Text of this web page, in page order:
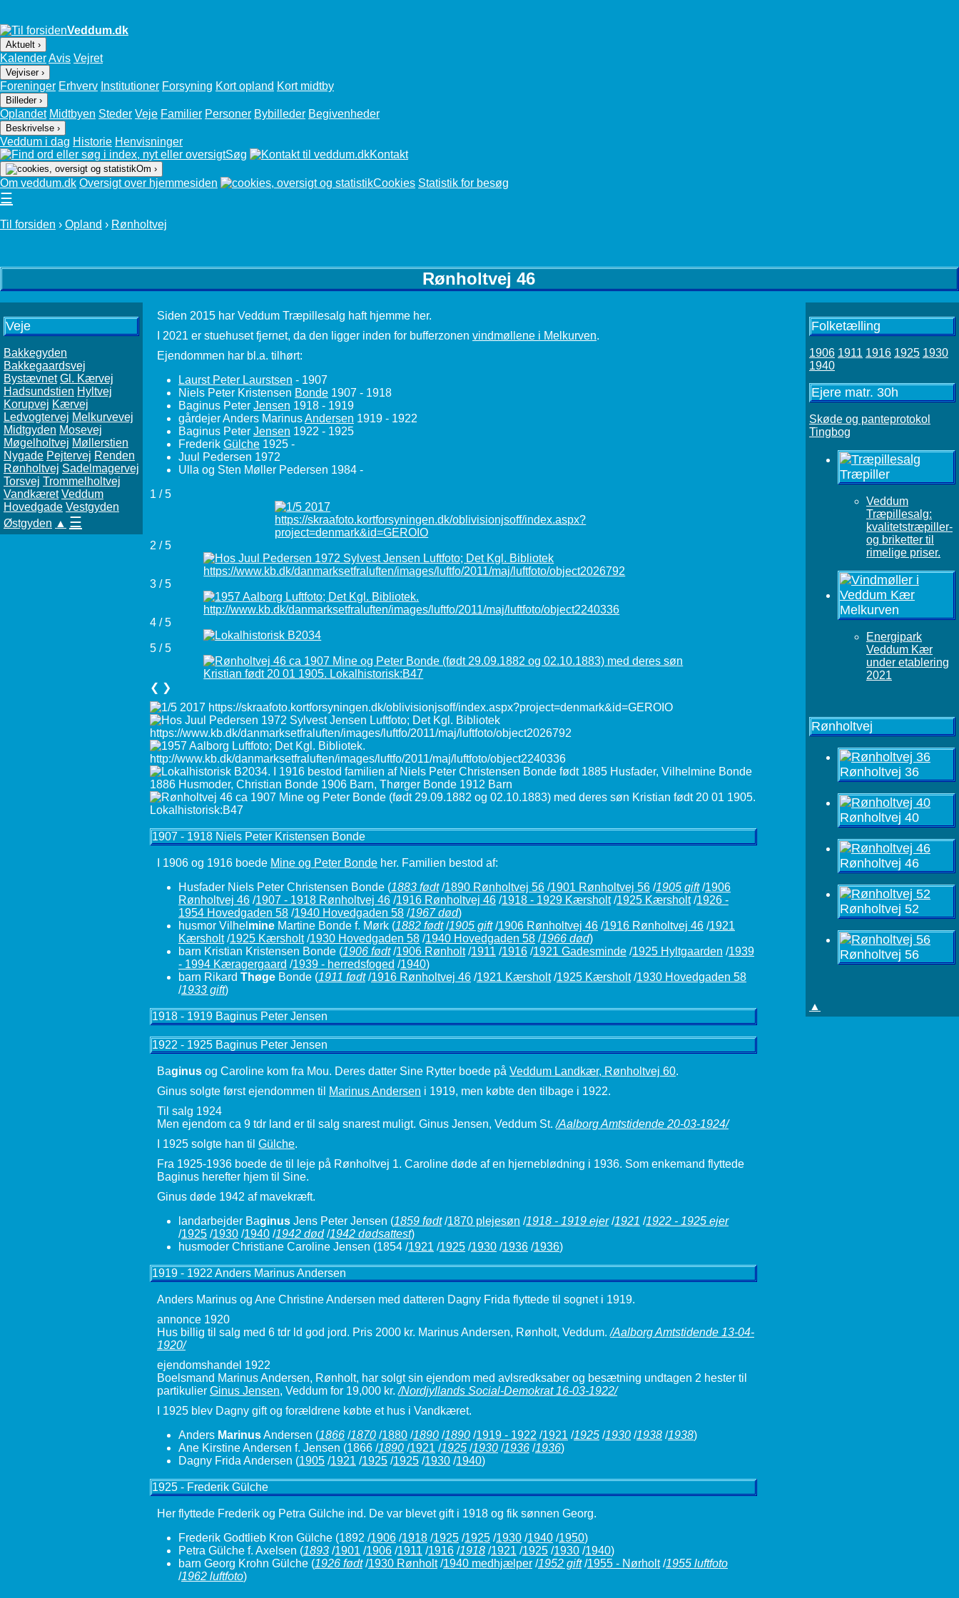
Veddum.dk
Aktuelt ›
KalenderAvis Vejret
Vejviser ›
Foreninger Erhverv Institutioner Forsyning Kort opland Kort midtby
Billeder ›
Oplandet Midtbyen Steder Veje Familier Personer Bybilleder Begivenheder
Beskrivelse ›
Veddum i dag Historie Henvisninger
Søg
Kontakt
Om ›
Om veddum.dk Oversigt over hjemmesiden Cookies Statistik for besøg
☰
Til forsiden › Opland › Rønholtvej
Rønholtvej 46
Veje
Bakkegyden
Bakkegaardsvej
Bystævnet Gl. Kærvej
Hadsundstien Hyltvej
Korupvej Kærvej
Ledvogtervej Melkurvevej
Midtgyden Mosevej
Møgelholtvej Møllerstien
Nygade Pejtervej Renden
Rønholtvej Sadelmagervej
Torsvej Trommelholtvej
Vandkæret Veddum
Hovedgade Vestgyden
Østgyden ▲ ☰
Siden 2015 har Veddum Træpillesalg haft hjemme her.
I 2021 er stuehuset fjernet, da den ligger inden for bufferzonen vindmøllene i Melkurven.
Ejendommen har bl.a. tilhørt:
Laurst Peter Laurstsen - 1907
Niels Peter Kristensen Bonde 1907 - 1918
Baginus Peter Jensen 1918 - 1919
gårdejer Anders MarinusAndersen 1919 - 1922
Baginus Peter Jensen 1922 - 1925
Frederik Gülche 1925 -
Juul Pedersen 1972
Ulla og Sten Møller Pedersen 1984 -
1 / 5
2 / 5
3 / 5
4 / 5
5 / 5
❮ ❯
1907 - 1918 Niels Peter Kristensen Bonde
I 1906 og 1916 boede Mine og Peter Bonde her. Familien bestod af:
Husfader Niels Peter Christensen Bonde (1883 født/1890 Rønholtvej 56 /1901 Rønholtvej 56 /1905 gift/1906
Rønholtvej 46 /1907 - 1918 Rønholtvej 46 /1916 Rønholtvej 46 /1918 - 1929 Kærsholt/1925 Kærsholt/1926 -
1954 Hovedgaden 58 /1940 Hovedgaden 58 /1967 død)
husmor Vilhel mine Martine Bonde f. Mørk (1882 født/1905 gift/1906 Rønholtvej 46 /1916 Rønholtvej 46 /1921
Kærsholt/1925 Kærsholt/1930 Hovedgaden 58 /1940 Hovedgaden 58 /1966 død)
barn Kristian Kristensen Bonde (1906 født/1906 Rønholt/1911 /1916 /1921 Gadesminde /1925 Hyltgaarden /1939
- 1994 Kæragergaard /1939 - herredsfoged /1940)
barn Rikard Thøge Bonde (1911 født/1916 Rønholtvej 46 /1921 Kærsholt/1925 Kærsholt/1930 Hovedgaden 58
/1933 gift)
1918 - 1919 Baginus Peter Jensen
1922 - 1925 Baginus Peter Jensen
Baginus og Caroline kom fra Mou. Deres datter Sine Rytter boede på Veddum Landkær, Rønholtvej 60.
Ginus solgte først ejendommen til
Marinus Andersen i 1919, men købte den tilbage i 1922.
Til salg 1924
Men ejendom ca 9 tdr land er til salg snarest muligt. Ginus Jensen, Veddum St./Aalborg Amtstidende 20-03-1924/
I 1925 solgte han til Gülche.
Fra 1925-1936 boede de til leje på Rønholtvej 1. Caroline døde af en hjerneblødning i 1936. Som enkemand flyttede
Baginus herefter hjem til Sine.
Ginus døde 1942 af mavekræft.
landarbejder Baginus Jens Peter Jensen (1859 født/1870 plejesøn /1918 - 1919 ejer/1921 /1922 - 1925 ejer
/1925 /1930 /1940 /1942 død/1942 dødsattest)
husmoder Christiane Caroline Jensen (1854 /1921 /1925 /1930 /1936 /1936)
1919 - 1922 Anders Marinus Andersen
Anders Marinus og Ane Christine Andersen med datteren Dagny Frida flyttede til sognet i 1919.
annonce 1920
Hus billig til salg med 6 tdr ld god jord. Pris 2000 kr. Marinus Andersen, Rønholt, Veddum./Aalborg Amtstidende 13-04-
1920/
ejendomshandel 1922
Boelsmand Marinus Andersen, Rønholt, har solgt sin ejendom med avlsredksaber og besætning undtagen 2 hester til
partikulier Ginus Jensen, Veddum for 19,000 kr./Nordjyllands Social-Demokrat 16-03-1922/
I 1925 blev Dagny gift og forældrene købte et hus i Vandkæret.
Anders MarinusAndersen (1866 /1870 /1880 /1890 /1890 /1919 - 1922 /1921 /1925 /1930 /1938 /1938)
Ane Kirstine Andersen f. Jensen (1866 /1890 /1921 /1925 /1930 /1936 /1936)
Dagny Frida Andersen (1905 /1921 /1925 /1925 /1930 /1940)
1925 - Frederik Gülche
Her flyttede Frederik og Petra Gülche ind. De var blevet gift i 1918 og fik sønnen Georg.
Frederik Godtlieb Kron Gülche (1892 /1906 /1918 /1925 /1925 /1930 /1940 /1950)
Petra Gülche f. Axelsen (1893 /1901 /1906 /1911 /1916 /1918 /1921 /1925 /1930 /1940)
barn Georg Krohn Gülche (1926 født/1930 Rønholt/1940 medhjælper /1952 gift/1955 - Nørholt/1955 luftfoto
/1962 luftfoto)
Folketælling
1906 1911 1916 1925 1930
1940
Ejere matr. 30h
Skøde og panteprotokol
Tingbog
Træpiller
Veddum
Træpillesalg:
kvalitetstræpiller-
og briketter til
rimelige priser.
Melkurven
Energipark
Veddum Kær
under etablering
2021
Rønholtvej
Rønholtvej 36
Rønholtvej 40
Rønholtvej 46
Rønholtvej 52
Rønholtvej 56
▲